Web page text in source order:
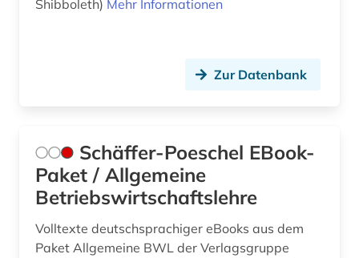
Shibboleth) Mehr Informationen
Zur Datenbank
Schäffer-Poeschel EBook-
Paket / Allgemeine
Betriebswirtschaftslehre
Volltexte deutschsprachiger eBooks aus dem
Paket Allgemeine BWL der Verlagsgruppe